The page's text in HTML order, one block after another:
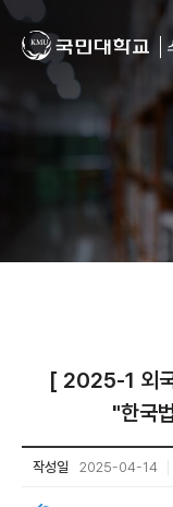
[ 2025-1 외
"한국
작성일 2025-04-14